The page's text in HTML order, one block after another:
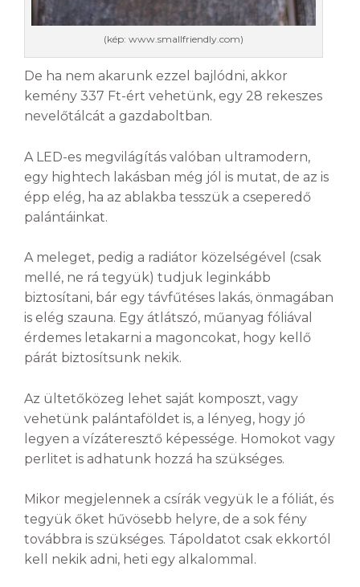
(kép: www.smallfriendly.com)
De ha nem akarunk ezzel bajlódni, akkor
kemény 337 Ft-ért vehetünk, egy 28 rekeszes
nevelőtálcát a gazdaboltban.
A LED-es megvilágítás valóban ultramodern,
egy hightech lakásban még jól is mutat, de az is
épp elég, ha az ablakba tesszük a cseperedő
palántáinkat.
A meleget, pedig a radiátor közelségével (csak
mellé, ne rá tegyük) tudjuk leginkább
biztosítani, bár egy távfűtéses lakás, önmagában
is elég szauna. Egy átlátszó, műanyag fóliával
érdemes letakarni a magoncokat, hogy kellő
párát biztosítsunk nekik.
Az ültetőközeg lehet saját komposzt, vagy
vehetünk palántaföldet is, a lényeg, hogy jó
legyen a vízáteresztő képessége. Homokot vagy
perlitet is adhatunk hozzá ha szükséges.
Mikor megjelennek a csírák vegyük le a fóliát, és
tegyük őket hűvösebb helyre, de a sok fény
továbbra is szükséges. Tápoldatot csak ekkortól
kell nekik adni, heti egy alkalommal.